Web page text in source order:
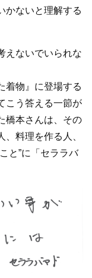
かないと理解する
えないでいられな
着物』に登場する
こう答える一節が
橋本さんは、その
料理を作る人、
と”に「セララバ